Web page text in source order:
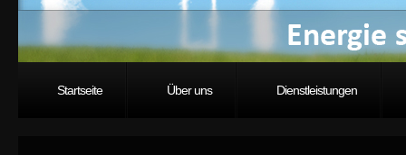
Startseite Über uns Dienstleistungen